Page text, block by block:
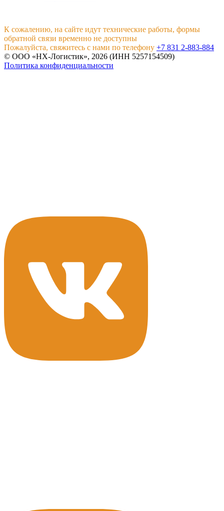
К сожалению, на сайте идут технические работы, формы
обратной связи временно не доступны
Пожалуйста, свяжитесь с нами по телефону +7 831 2-883-884
© ООО «НХ-Логистик», 2026 (ИНН 5257154509)
Политика конфиденциальности